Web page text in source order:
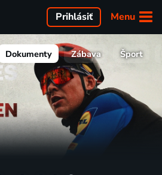
Menu
Prihlásiť
Dokumenty Zábava Šport